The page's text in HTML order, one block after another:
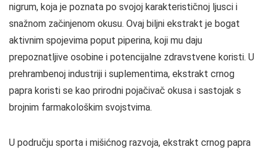
nigrum, koja je poznata po svojoj karakterističnoj ljusci i
snažnom začinjenom okusu. Ovaj biljni ekstrakt je bogat
aktivnim spojevima poput piperina, koji mu daju
prepoznatljive osobine i potencijalne zdravstvene koristi. U
prehrambenoj industriji i suplementima, ekstrakt crnog
papra koristi se kao prirodni pojačivač okusa i sastojak s
brojnim farmakološkim svojstvima.
U području sporta i mišićnog razvoja, ekstrakt crnog papra